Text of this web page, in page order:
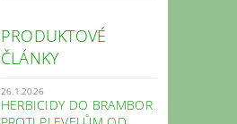
PRODUKTOVÉ
ČLÁNKY
26.1.2026
HERBICIDY DO BRAMBOR